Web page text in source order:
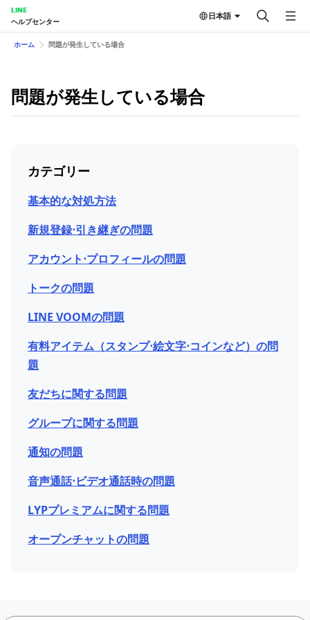
LINE
ヘルプセンター
日本語
ホーム 問題が発生している場合
問題が発生している場合
カテゴリー
基本的な対処方法
新規登録⋅引き継ぎの問題
アカウント⋅プロフィールの問題
トークの問題
LINE VOOMの問題
有料アイテム（スタンプ⋅絵文字⋅コインなど）の問
題
友だちに関する問題
グループに関する問題
通知の問題
音声通話⋅ビデオ通話時の問題
LYPプレミアムに関する問題
オープンチャットの問題